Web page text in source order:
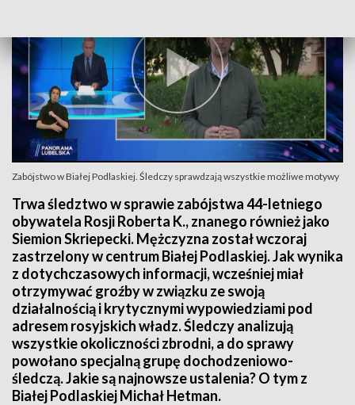
Zabójstwo w Białej Podlaskiej. Śledczy sprawdzają wszystkie możliwe motywy
Trwa śledztwo w sprawie zabójstwa 44-letniego
obywatela Rosji Roberta K., znanego również jako
Siemion Skriepecki. Mężczyzna został wczoraj
zastrzelony w centrum Białej Podlaskiej. Jak wynika
z dotychczasowych informacji, wcześniej miał
otrzymywać groźby w związku ze swoją
działalnością i krytycznymi wypowiedziami pod
adresem rosyjskich władz. Śledczy analizują
wszystkie okoliczności zbrodni, a do sprawy
powołano specjalną grupę dochodzeniowo-
śledczą. Jakie są najnowsze ustalenia? O tym z
Białej Podlaskiej Michał Hetman.